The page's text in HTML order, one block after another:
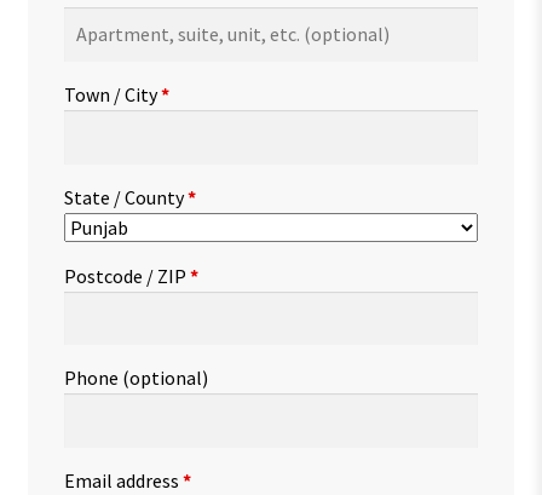
suite,
etc.(optional)
Town / City*
State / County*
Postcode / ZIP *
Phone (optional)
Email address *